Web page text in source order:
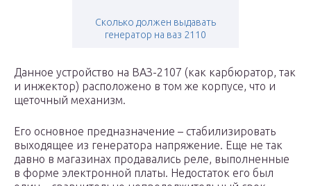
Сколько должен выдавать
генератор на ваз 2110
Данное устройство на ВАЗ-2107 (как карбюратор, так
и инжектор) расположено в том же корпусе, что и
щеточный механизм.
Его основное предназначение – стабилизировать
выходящее из генератора напряжение. Еще не так
давно в магазинах продавались реле, выполненные
в форме электронной платы. Недостаток его был